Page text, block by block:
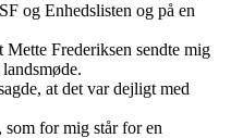
og Enhedslisten og på en
Frederiksen sendte mig
at det var dejligt med
som for mig står for en